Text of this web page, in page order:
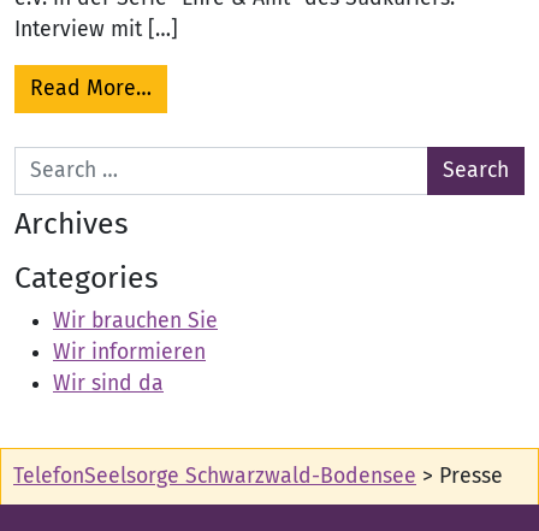
Interview mit […]
Read More…
Search for:
Archives
Categories
Wir brauchen Sie
Wir informieren
Wir sind da
TelefonSeelsorge Schwarzwald-Bodensee > Presse